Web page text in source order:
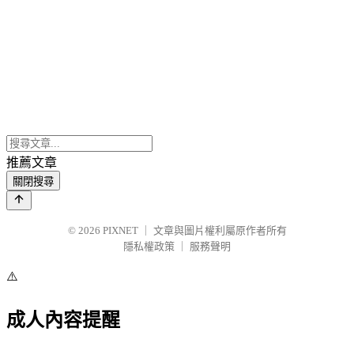
推薦文章
關閉搜尋
© 2026 PIXNET
文章與圖片權利屬原作者所有
隱私權政策
服務聲明
⚠️
成人內容提醒